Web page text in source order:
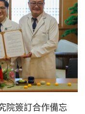
院簽訂合作備忘